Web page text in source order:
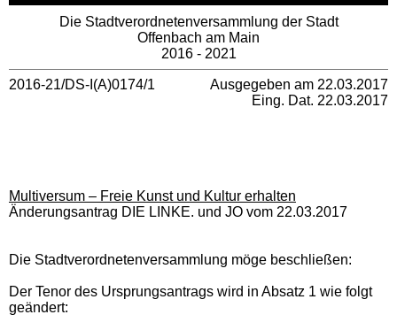
Die Stadtverordnetenversammlung der Stadt
Offenbach am Main
2016 - 2021
2016-21/DS-I(A)0174/1
Ausgegeben am 22.03.2017
Eing. Dat. 22.03.2017
Multiversum – Freie Kunst und Kultur erhalten
Änderungsantrag DIE LINKE. und JO vom 22.03.2017
Die Stadtverordnetenversammlung möge beschließen:
Der Tenor des Ursprungsantrags wird in Absatz 1 wie folgt
geändert: